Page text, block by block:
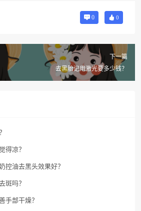
0 0
下一篇
去黑胎记用激光要多少钱？
得凉？
控油去黑头效果好？
斑吗？
手部干燥？